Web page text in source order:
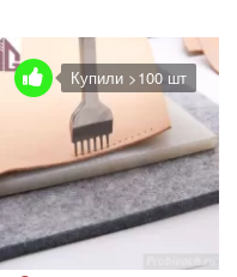
Купили >100 шт